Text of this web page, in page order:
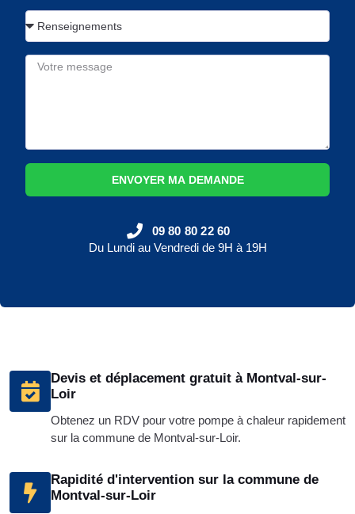
Devis et déplacement gratuit à Montval-sur-
Loir
Obtenez un RDV pour votre pompe à chaleur rapidement
sur la commune de Montval-sur-Loir.
Rapidité d'intervention sur la commune de
Montval-sur-Loir
ENVOYER MA DEMANDE
09 80 80 22 60
Du Lundi au Vendredi de 9H à 19H